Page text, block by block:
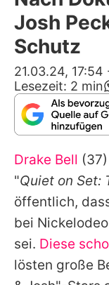
Alle
Josh
Schutz
21.03.24, 17:54
Lesezeit: 2 min
Drake Bell
"Quiet on Set:
öffentlich,
bei
sei. Diese
lösten große